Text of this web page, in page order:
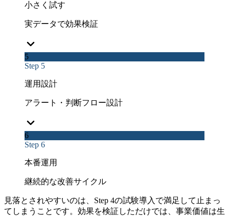
小さく試す
実データで効果検証
5
Step 5
運用設計
アラート・判断フロー設計
6
Step 6
本番運用
継続的な改善サイクル
見落とされやすいのは、Step 4の試験導入で満足して止まっ
てしまうことです。効果を検証しただけでは、事業価値は生